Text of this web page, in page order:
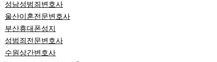
성남성범죄변호사
울산이혼전문변호사
부산휴대폰성지
성범죄전문변호사
수원상간변호사